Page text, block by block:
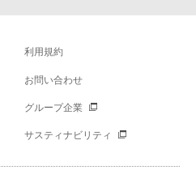
利用規約
お問い合わせ
グループ企業
サスティナビリティ